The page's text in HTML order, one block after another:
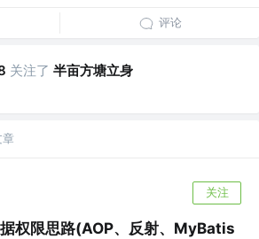
评论
关注了 半亩方塘立身
关注
权限思路(AOP、反射、MyBatis